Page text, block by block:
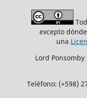
excepto
una
Lord Ponsomby
Teléfono: (+598)